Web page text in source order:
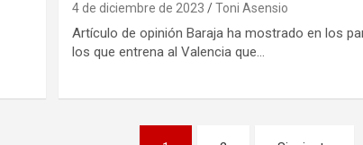
4 de diciembre de 2023 Toni Asensio
Artículo de opinión Baraja ha mostrado en los
los que entrena al Valencia que…